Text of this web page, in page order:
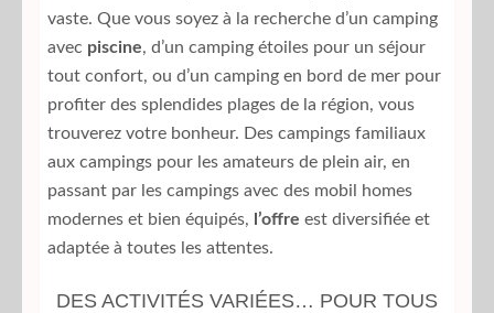
vaste. Que vous soyez à la recherche d’un camping
avec piscine, d’un camping étoiles pour un séjour
tout confort, ou d’un camping en bord de mer pour
profiter des splendides plages de la région, vous
trouverez votre bonheur. Des campings familiaux
aux campings pour les amateurs de plein air, en
passant par les campings avec des mobil homes
modernes et bien équipés,
l’offre est diversifiée et
adaptée à toutes les attentes.
DES ACTIVITÉS VARIÉES… POUR TOUS